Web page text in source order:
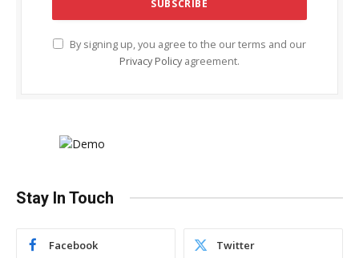
By signing up, you agree to the our terms and our
Privacy Policy agreement.
Stay In Touch
Facebook Twitter